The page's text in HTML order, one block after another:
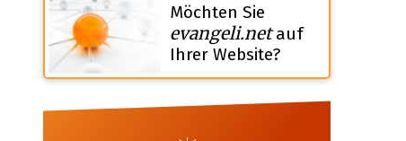
Möchten Sie
evangeli.netauf
Ihrer Website?